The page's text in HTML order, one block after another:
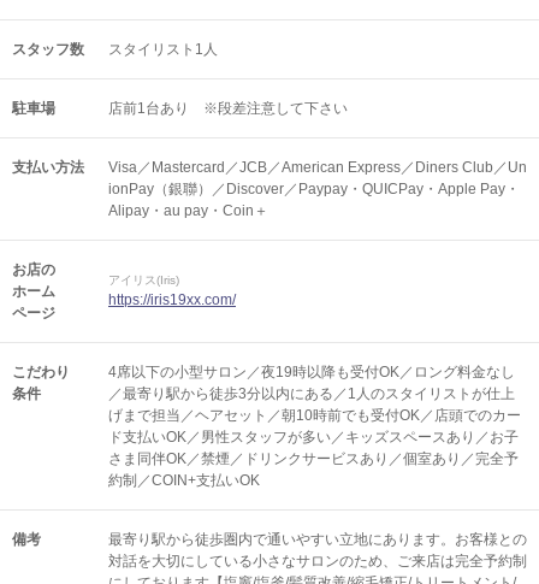
スタッフ数 スタイリスト1人
駐車場 店前1台あり ※段差注意して下さい
支払い方法
Visa／Mastercard／JCB／American Express／Diners Club／Un
ionPay（銀聯）／Discover／Paypay・QUICPay・Apple Pay・
Alipay・au pay・Coin＋
お店の
ホーム
ページ
アイリス(Iris)
https://iris19xx.com/
こだわり
条件
4席以下の小型サロン／夜19時以降も受付OK／ロング料金なし
／最寄り駅から徒歩3分以内にある／1人のスタイリストが仕上
げまで担当／ヘアセット／朝10時前でも受付OK／店頭でのカー
ド支払いOK／男性スタッフが多い／キッズスペースあり／お子
さま同伴OK／禁煙／ドリンクサービスあり／個室あり／完全予
約制／COIN+支払いOK
備考
最寄り駅から徒歩圏内で通いやすい立地にあります。お客様との
対話を大切にしている小さなサロンのため、ご来店は完全予約制